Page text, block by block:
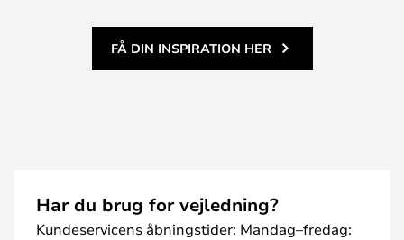
FÅ DIN INSPIRATION HER
Har du brug for vejledning?
Kundeservicens åbningstider: Mandag–fredag: